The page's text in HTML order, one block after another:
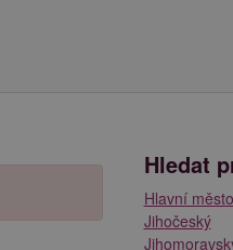
Hledat
Hlavní
Jihočeský